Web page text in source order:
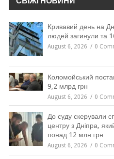
Кривавий день на
людей загинули та
August 6, 2026 0
Коломойський
9,2 млрд грн
August 6, 2026 0
До суду скерували
центру з Дніпра,
понад 12 млн грн
August 6, 2026 0